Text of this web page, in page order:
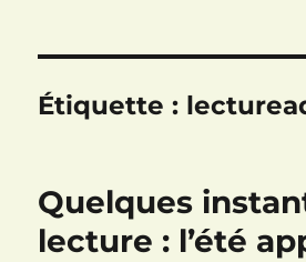
Étiquette :
Quelques
lecture : l’été